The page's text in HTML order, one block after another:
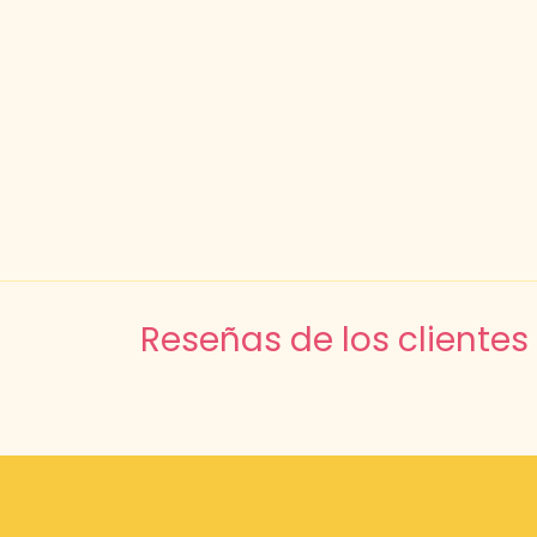
Reseñas de los clientes